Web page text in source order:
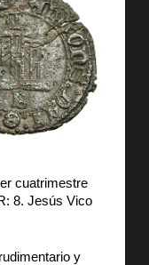
cuatrimestre
8. Jesús Vico
y